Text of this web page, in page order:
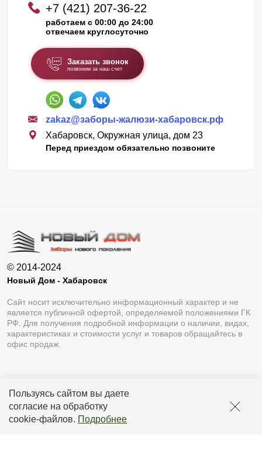
Пользуясь сайтом вы даете
согласие на обработку
cookie-файлов. Подробнее
+7 (421) 207-36-22
работаем с 00:00 до 24:00
отвечаем круглосуточно
Заказать звонок
позвоним за наш счет
zakaz@заборы-жалюзи-хабаровск.рф
Хабаровск, Окружная улица, дом 23
Перед приездом обязательно позвоните
© 2014-2024
Новый Дом - Хабаровск
Сайт носит исключительно информационный характер и не
является публичной офертой, определяемой положениями ГК
РФ. Для получения подробной информации о наличии, видах,
характеристиках и стоимости услуг и товаров обращайтесь в
офис продаж.
Разработка сайтаLukevium
Политика конфиденциальности